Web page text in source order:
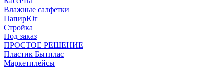
Влажные салфетки
ПапирЮг
Стройка
Под заказ
ПРОСТОЕ РЕШЕНИЕ
Пластик Бытплас
Маркетплейсы